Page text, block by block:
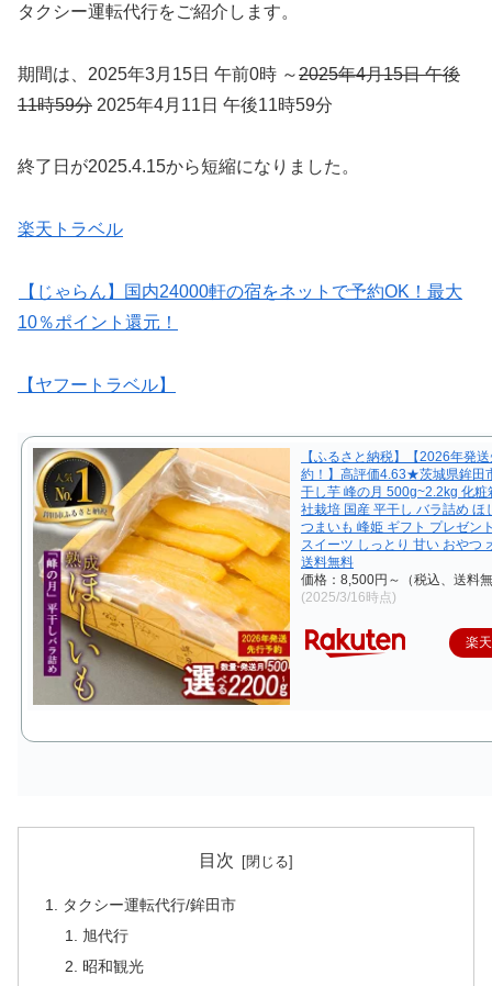
タクシー運転代行をご紹介します。
期間は、2025年3月15日 午前0時 ～2025年4月15日 午後
11時59分 2025年4月11日 午後11時59分
終了日が2025.4.15から短縮になりました。
楽天トラベル
【じゃらん】国内24000軒の宿をネットで予約OK！最大
10％ポイント還元！
【ヤフートラベル】
【ふるさと納税】【2026年発
約！】高評価4.63★茨城県鉾田
干し芋 峰の月 500g~2.2kg 化粧
社栽培 国産 平干し バラ詰め ほ
つまいも 峰姫 ギフト プレゼン
スイーツ しっとり 甘い おやつ
送料無料
価格：8,500円～（税込、送料
(2025/3/16時点)
楽
目次
タクシー運転代行/鉾田市
旭代行
昭和観光